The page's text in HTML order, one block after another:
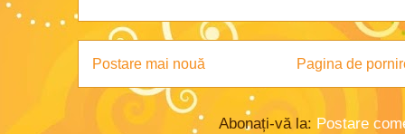
Postare mai nouă Pagina de
Abonați-vă la: Postare